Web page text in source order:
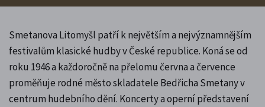
Smetanova Litomyšl patří k největším a nejvýznamnějším
festivalům klasické hudby v České republice. Koná se od
roku 1946 a každoročně na přelomu června a července
proměňuje rodné město skladatele Bedřicha Smetany v
centrum hudebního dění. Koncerty a operní představení